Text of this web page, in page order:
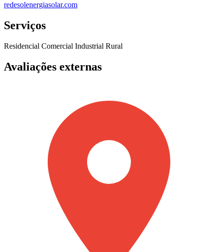
redesolenergiasolar.com
Serviços
Residencial Comercial Industrial Rural
Avaliações externas